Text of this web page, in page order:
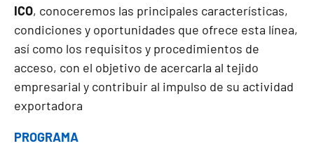
ICO, conoceremos las principales características,
condiciones y oportunidades que ofrece esta línea,
así como los requisitos y procedimientos de
acceso, con el objetivo de acercarla al tejido
empresarial y contribuir al impulso de su actividad
exportadora
PROGRAMA